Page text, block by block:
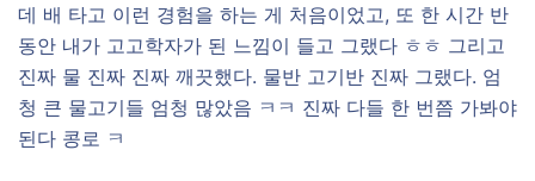
데 배 타고 이런 경험을 하는 게 처음이었고, 또 한 시간 반
동안 내가 고고학자가 된 느낌이 들고 그랬다 ㅎㅎ 그리고
진짜 물 진짜 진짜 깨끗했다. 물반 고기반 진짜 그랬다. 엄
청 큰 물고기들 엄청 많았음 ㅋㅋ 진짜 다들 한 번쯤 가봐야
된다 콩로 ㅋ